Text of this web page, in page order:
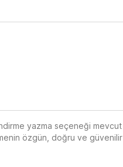
yazma seçeneği mevcut
özgün, doğru ve güvenilir